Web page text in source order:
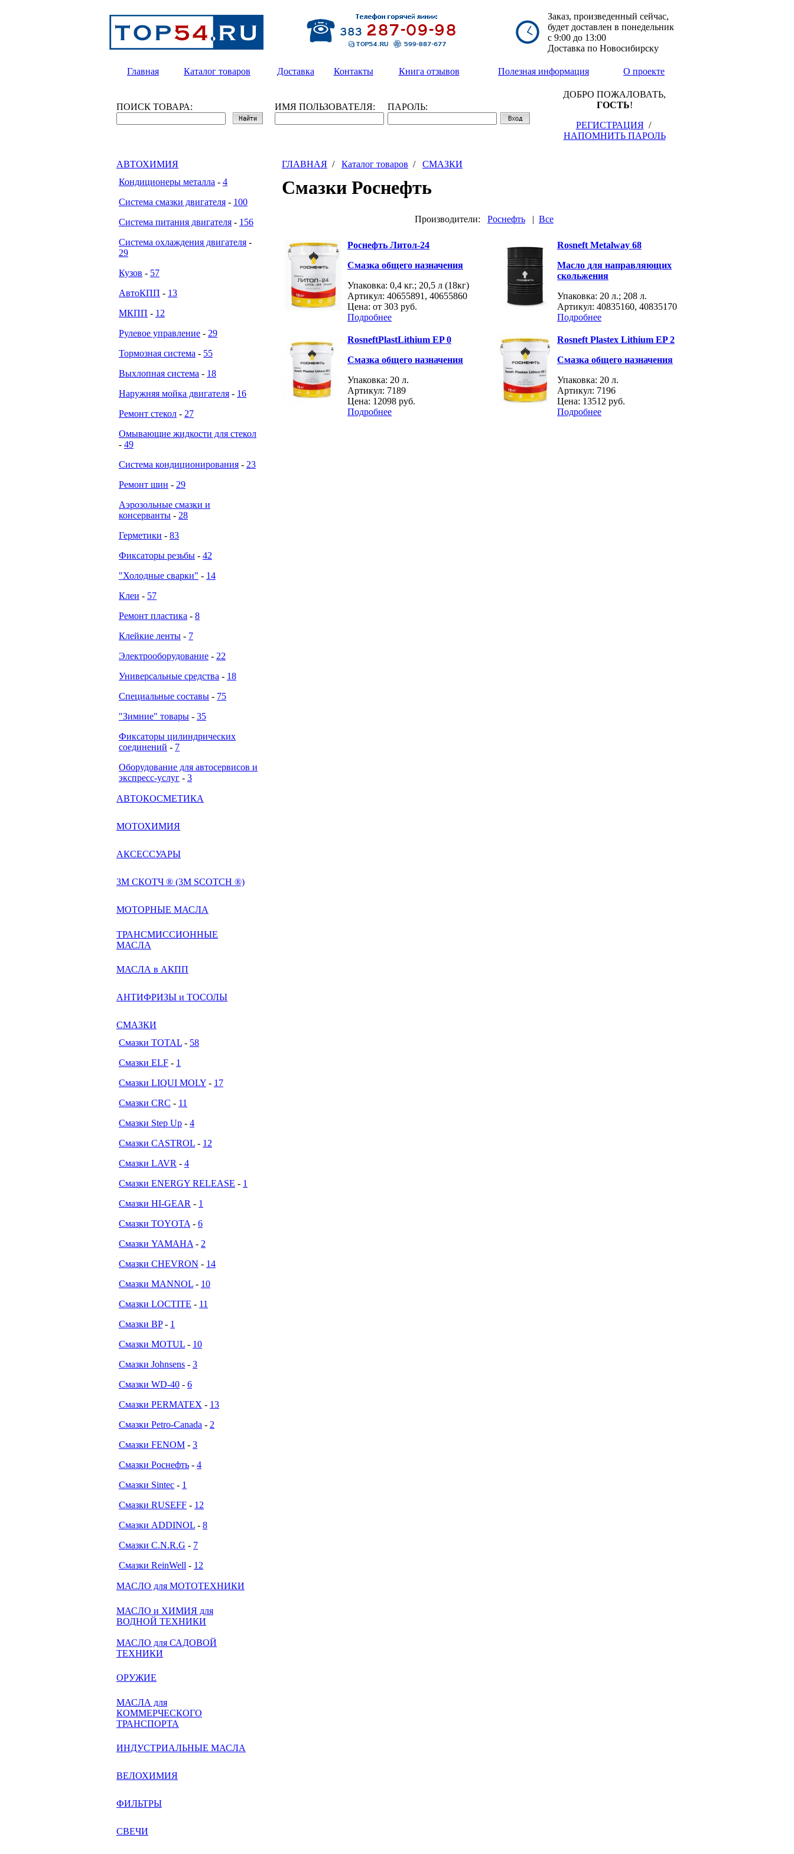
Заказ, произведенный сейчас,
будет доставлен в понедельник
с 9:00 до 13:00
Доставка по Новосибирску
Главная Каталог товаров Доставка Контакты Книга отзывов Полезная информация О проекте
ПОИСК ТОВАРА: ИМЯ ПОЛЬЗОВАТЕЛЯ: ПАРОЛЬ:
ДОБРО ПОЖАЛОВАТЬ,
ГОСТЬ!
РЕГИСТРАЦИЯ/
НАПОМНИТЬ ПАРОЛЬ
АВТОХИМИЯ
Кондиционеры металла - 4
Система смазки двигателя - 100
Система питания двигателя - 156
Система охлаждения двигателя -
29
Кузов - 57
АвтоКПП - 13
МКПП - 12
Рулевое управление - 29
Тормозная система - 55
Выхлопная система - 18
Наружняя мойка двигателя - 16
Ремонт стекол - 27
Омывающие жидкости для стекол
- 49
Система кондиционирования - 23
Ремонт шин - 29
Аэрозольные смазки и
консерванты - 28
Герметики - 83
Фиксаторы резьбы - 42
"Холодные сварки" - 14
Клеи - 57
Ремонт пластика - 8
Клейкие ленты - 7
Электрооборудование - 22
Универсальные средства - 18
Специальные составы - 75
"Зимние" товары - 35
Фиксаторы цилиндрических
соединений - 7
Оборудование для автосервисов и
экспресс-услуг - 3
АВТОКОСМЕТИКА
МОТОХИМИЯ
АКСЕССУАРЫ
3М СКОТЧ ® (3M SCOTCH ®)
МОТОРНЫЕ МАСЛА
ТРАНСМИССИОННЫЕ
МАСЛА
МАСЛА в АКПП
АНТИФРИЗЫ и ТОСОЛЫ
СМАЗКИ
Смазки TOTAL - 58
Смазки ELF - 1
Смазки LIQUI MOLY - 17
Смазки CRC - 11
Смазки Step Up - 4
Смазки CASTROL - 12
Смазки LAVR - 4
Смазки ENERGY RELEASE - 1
Смазки HI-GEAR - 1
Смазки TOYOTA - 6
Смазки YAMAHA - 2
Смазки CHEVRON - 14
Смазки MANNOL - 10
Смазки LOCTITE - 11
Смазки BP- 1
Смазки MOTUL - 10
Смазки Johnsens - 3
Смазки WD-40 - 6
Смазки PERMATEX - 13
Смазки Petro-Canada - 2
Смазки FENOM - 3
Смазки Роснефть - 4
Смазки Sintec - 1
Смазки RUSEFF - 12
Смазки ADDINOL - 8
Смазки C.N.R.G - 7
Смазки ReinWell - 12
МАСЛО для МОТОТЕХНИКИ
МАСЛО и ХИМИЯ для
ВОДНОЙ ТЕХНИКИ
МАСЛО для САДОВОЙ
ТЕХНИКИ
ОРУЖИЕ
МАСЛА для
КОММЕРЧЕСКОГО
ТРАНСПОРТА
ИНДУСТРИАЛЬНЫЕ МАСЛА
ВЕЛОХИМИЯ
ФИЛЬТРЫ
СВЕЧИ
ГЛАВНАЯ / Каталог товаров / СМАЗКИ
Смазки Роснефть
Производители: Роснефть | Все
Роснефть Литол-24
Смазка общего назначения
Упаковка: 0,4 кг.; 20,5 л (18кг)
Артикул: 40655891, 40655860
Цена: от 303 руб.
Подробнее
Rosneft Metalway 68
Масло для направляющих
скольжения
Упаковка: 20 л.; 208 л.
Артикул: 40835160, 40835170
Подробнее
RosneftPlastLithium EP 0
Смазка общего назначения
Упаковка: 20 л.
Артикул: 7189
Цена: 12098 руб.
Подробнее
Rosneft Plastex Lithium EP 2
Смазка общего назначения
Упаковка: 20 л.
Артикул: 7196
Цена: 13512 руб.
Подробнее